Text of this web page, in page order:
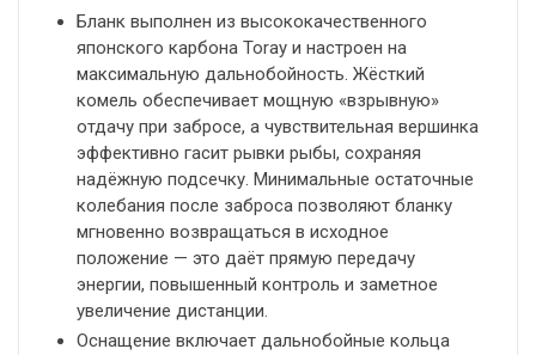
Бланк выполнен из высококачественного
японского карбона Toray и настроен на
максимальную дальнобойность. Жёсткий
комель обеспечивает мощную «взрывную»
отдачу при забросе, а чувствительная вершинка
эффективно гасит рывки рыбы, сохраняя
надёжную подсечку. Минимальные остаточные
колебания после заброса позволяют бланку
мгновенно возвращаться в исходное
положение — это даёт прямую передачу
энергии, повышенный контроль и заметное
увеличение дистанции.
Оснащение включает дальнобойные кольца